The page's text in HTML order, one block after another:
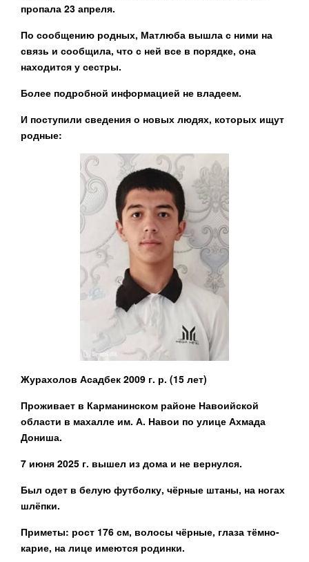
пропала 23 апреля.
По сообщению родных, Матлюба вышла с ними на
связь и сообщила, что с ней все в порядке, она
находится у сестры.
Более подробной информацией не владеем.
И поступили сведения о новых людях, которых ищут
родные:
Журахолов Асадбек 2009 г. р. (15 лет)
Проживает в Карманинском районе Навоийской
области в махалле им. А. Навои по улице Ахмада
Дониша.
7 июня 2025 г. вышел из дома и не вернулся.
Был одет в белую футболку, чёрные штаны, на ногах
шлёпки.
Приметы: рост 176 см, волосы чёрные, глаза тёмно-
карие, на лице имеются родинки.